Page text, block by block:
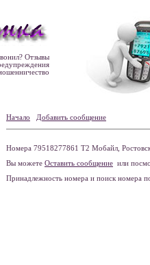
Отзывы
Начало Добавить сообщение
Номера 79518277861 Т2 Мобайл,
Вы можете Оставить сообщение или
Принадлежность номера и поиск номера